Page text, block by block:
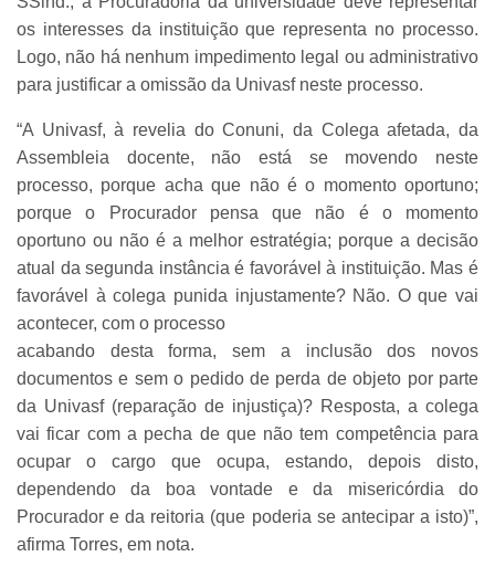
os interesses da instituição que representa no processo.
Logo, não há nenhum impedimento legal ou administrativo
para justificar a omissão da Univasf neste processo.
“A Univasf, à revelia do Conuni, da Colega afetada, da
Assembleia docente, não está se movendo neste
processo, porque acha que não é o momento oportuno;
porque o Procurador pensa que não é o momento
oportuno ou não é a melhor estratégia; porque a decisão
atual da segunda instância é favorável à instituição. Mas é
favorável à colega punida injustamente? Não. O que vai
acontecer, com o processo
acabando desta forma, sem a inclusão dos novos
documentos e sem o pedido de perda de objeto por parte
da Univasf (reparação de injustiça)? Resposta, a colega
vai ficar com a pecha de que não tem competência para
ocupar o cargo que ocupa, estando, depois disto,
dependendo da boa vontade e da misericórdia do
Procurador e da reitoria (que poderia se antecipar a isto)”,
afirma Torres, em nota.